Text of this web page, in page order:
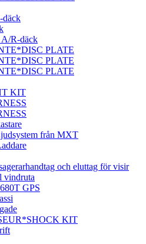
däck
A/R-däck
PLATE
PLATE
PLATE
KIT
från MXT
och eluttag för visir
vindruta
GPS
KIT